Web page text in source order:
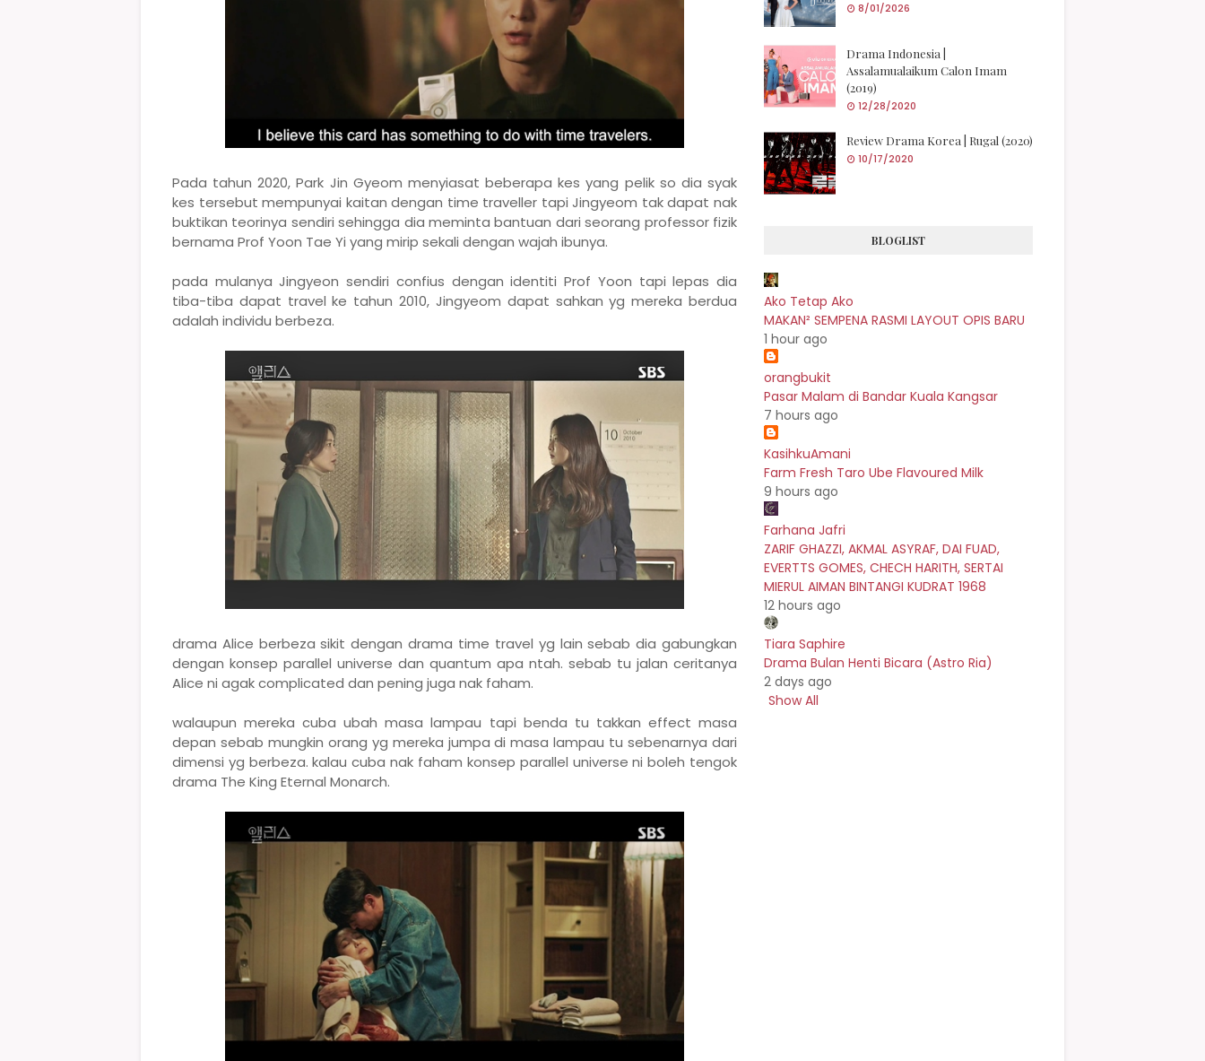
Pada tahun 2020, Park Jin Gyeom menyiasat beberapa kes yang pelik so dia syak
kes tersebut mempunyai kaitan dengan time traveller tapi Jingyeom tak dapat nak
buktikan teorinya sendiri sehingga dia meminta bantuan dari seorang professor fizik
bernama Prof Yoon Tae Yi yang mirip sekali dengan wajah ibunya.
pada mulanya Jingyeon sendiri confius dengan identiti Prof Yoon tapi lepas dia
tiba-tiba dapat travel ke tahun 2010, Jingyeom dapat sahkan yg mereka berdua
adalah individu berbeza.
drama Alice berbeza sikit dengan drama time travel yg lain sebab dia gabungkan
dengan konsep parallel universe dan quantum apa ntah. sebab tu jalan ceritanya
Alice ni agak complicated dan pening juga nak faham.
walaupun mereka cuba ubah masa lampau tapi benda tu takkan effect masa
depan sebab mungkin orang yg mereka jumpa di masa lampau tu sebenarnya dari
dimensi yg berbeza. kalau cuba nak faham konsep parallel universe ni boleh tengok
drama The King Eternal Monarch.
8/01/2026
Drama Indonesia |
Assalamualaikum Calon Imam
(2019)
12/28/2020
Review Drama Korea | Rugal (2020)
10/17/2020
BLOGLIST
Ako Tetap Ako
MAKAN² SEMPENA RASMI LAYOUT OPIS BARU
1 hour ago
orangbukit
Pasar Malam di Bandar Kuala Kangsar
7 hours ago
KasihkuAmani
Farm Fresh Taro Ube Flavoured Milk
9 hours ago
Farhana Jafri
ZARIF GHAZZI, AKMAL ASYRAF, DAI FUAD,
EVERTTS GOMES, CHECH HARITH, SERTAI
MIERUL AIMAN BINTANGI KUDRAT 1968
12 hours ago
Tiara Saphire
Drama Bulan Henti Bicara (Astro Ria)
2 days ago
Show All